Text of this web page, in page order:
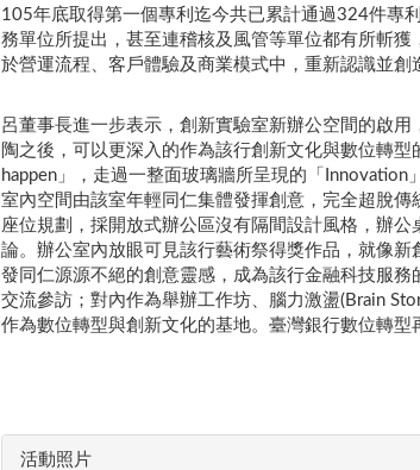
105年底取得第一個專利迄今共已累計通過324件專
務單位所提出，甚至連稽核及風管等單位都有所斬
於營運流程、客戶體驗及商業模式中，重新認識並創
呂董事長進一步表示，創新實驗室新辦公空間的啟
陶之後，可以更深入的作為該行創新文化與數位轉
happen」，走過一整面玻璃牆所呈現的「
室內空間由該室年輕同仁集體發揮創意，完全超脫
座位規劃，採開放式辦公區沒有隔間設計風格，辦
論。辦公室內放眼可見該行藝術祭得獎作品，就像
發同仁源源不絕的創意靈感，成為該行金融科技服
交流參訪；對內作為舉辦工作坊、腦力激盪(Brain
作為數位轉型與創新文化的基地。臺灣銀行數位轉型
活動照片